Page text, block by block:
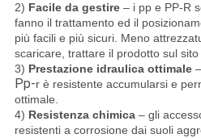
2) Facile da gestire– i pp e PP-R
fanno il trattamento ed il
più facili e più sicuri. Meno
scaricare, trattare il prodotto sul
3) Prestazione idraulica ottimale–
Pp-r è resistente accumularsi e
ottimale.
4) Resistenza chimica– gli
resistenti a corrosione dai suoli